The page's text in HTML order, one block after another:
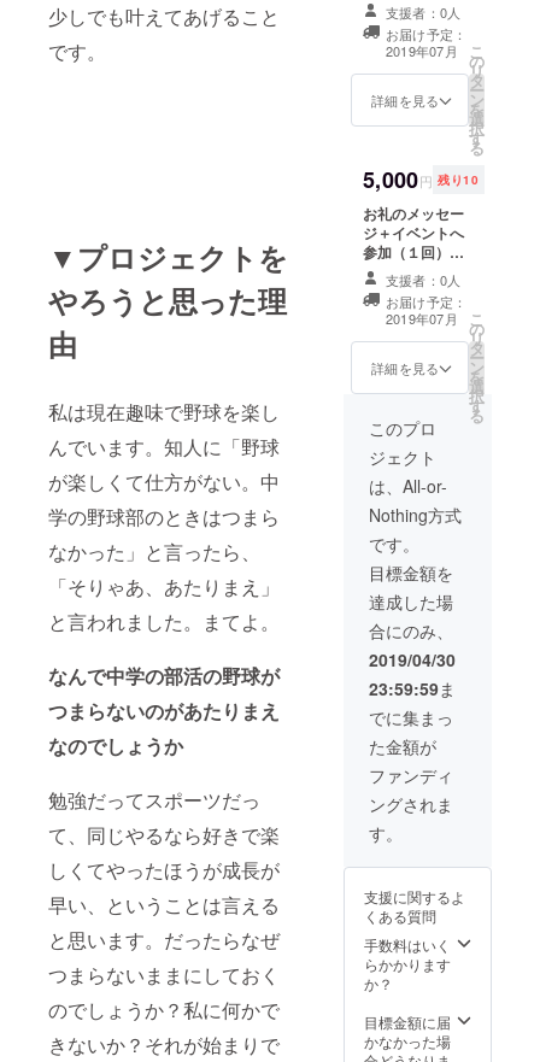
少しでも叶えてあげること
です。
▼プロジェクトを
やろうと思った理
由
私は現在趣味で野球を楽し
んでいます。知人に「野球
が楽しくて仕方がない。中
学の野球部のときはつまら
なかった」と言ったら、
「そりゃあ、あたりまえ」
と言われました。まてよ。
なんで中学の部活の野球が
つまらないのがあたりまえ
なのでしょうか
勉強だってスポーツだっ
て、同じやるなら好きで楽
しくてやったほうが成長が
早い、ということは言える
と思います。だったらなぜ
つまらないままにしておく
のでしょうか？私に何かで
きないか？それが始まりで
支援者：0人
お届け予定：
2019年07月
詳細を見る
こ
の
リ
タ
ー
ン
を
選
択
す
る
5,000円 残り10
お礼のメッセー
ジ＋イベントへ
参加（１回）し
ていただけま
す。イベントの
詳細ー日時：
2019年7月２１
日（日）午前８
時～午前10時 ※
野球チーム指導
者を募っていま
す。チームの都
合により開催日
が変更になる可
能性があること
をご了承くださ
い。なお、資金
が集まれば２ヵ
月に１回（計６
回）のイベント
開催を予定して
おります。ご都
加していただき
ます。 内容：子
供たちに混じっ
てバッティング
を楽しんでいた
だきます 場所：
さいたま市内
（個別に連絡し
ます） なお、現
地までの交通費
は自己負担でお
ねがいします。
支援者：0人
お届け予定：
2019年07月
詳細を見る
こ
の
リ
タ
ー
ン
を
選
択
す
る
このプロ
ジェクト
は、All-or-
Nothing方式
です。
目標金額を
達成した場
合にのみ、
2019/04/30
23:59:59ま
でに集まっ
た金額が
ファンディ
ングされま
す。
支援に関するよ
くある質問
手数料はいく
らかかります
か？
目標金額に届
かなかった場